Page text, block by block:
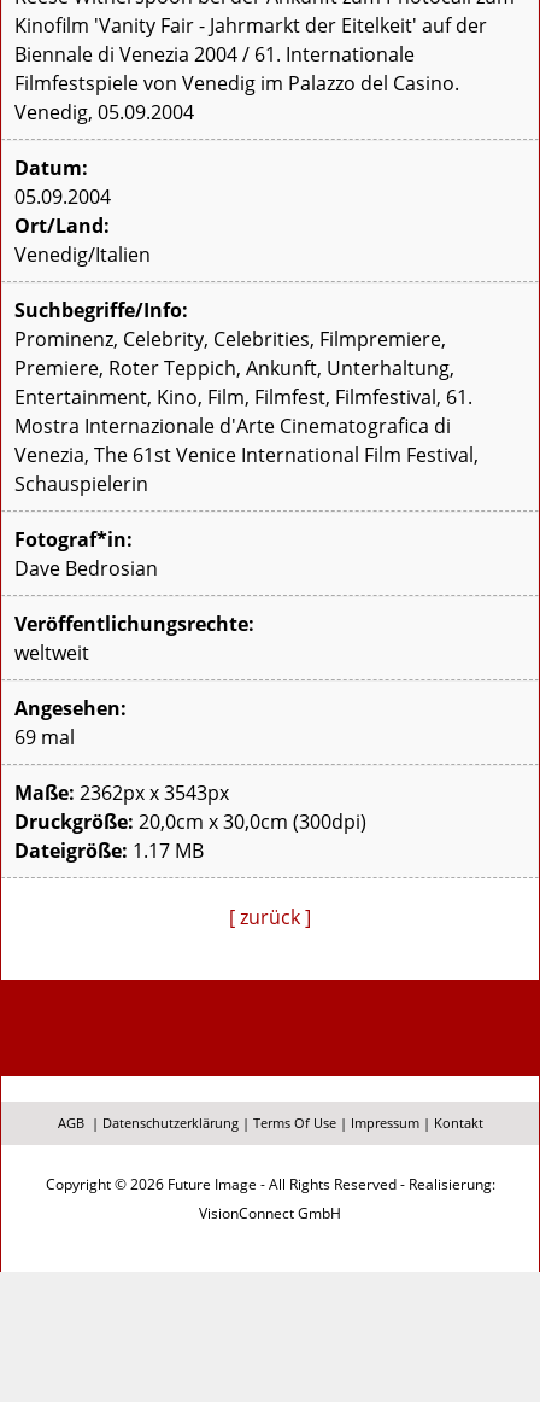
Kinofilm 'Vanity Fair - Jahrmarkt der Eitelkeit' auf der
Biennale di Venezia 2004 / 61. Internationale
Filmfestspiele von Venedig im Palazzo del Casino.
Venedig, 05.09.2004
Datum:
05.09.2004
Ort/Land:
Venedig/Italien
Suchbegriffe/Info:
Prominenz, Celebrity, Celebrities, Filmpremiere,
Premiere, Roter Teppich, Ankunft, Unterhaltung,
Entertainment, Kino, Film, Filmfest, Filmfestival, 61.
Mostra Internazionale d'Arte Cinematografica di
Venezia, The 61st Venice International Film Festival,
Schauspielerin
Fotograf*in:
Dave Bedrosian
Veröffentlichungsrechte:
weltweit
Angesehen:
69 mal
Maße: 2362px x 3543px
Druckgröße: 20,0cm x 30,0cm (300dpi)
Dateigröße: 1.17 MB
[ zurück ]
AGB | Datenschutzerklärung| Terms Of Use| Impressum| Kontakt
Copyright © 2026 Future Image - All Rights Reserved - Realisierung:
VisionConnect GmbH